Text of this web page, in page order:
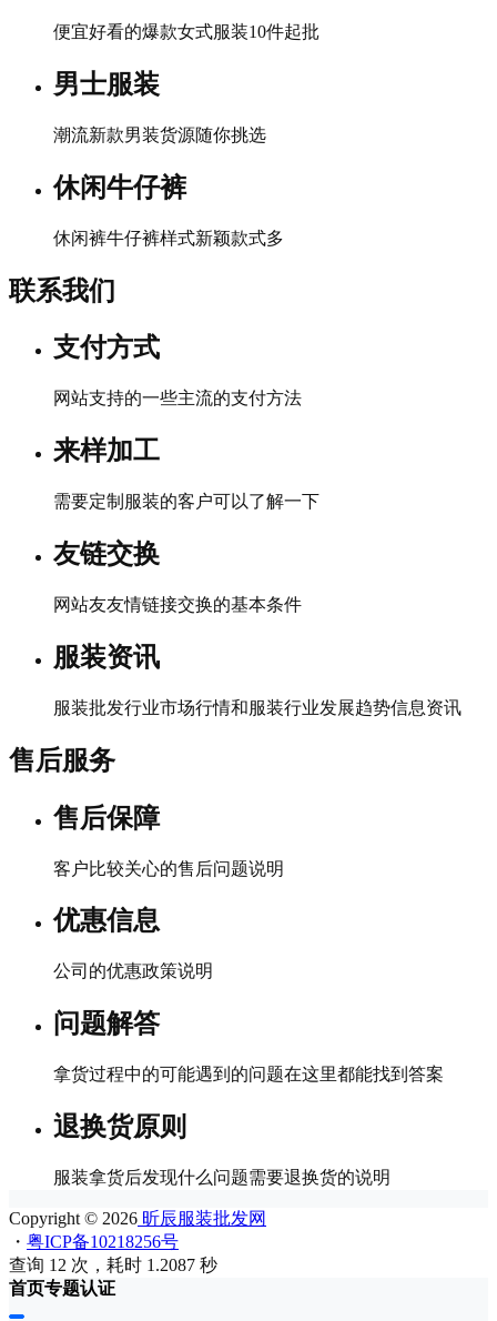
便宜好看的爆款女式服装10件起批
男士服装
潮流新款男装货源随你挑选
休闲牛仔裤
休闲裤牛仔裤样式新颖款式多
联系我们
支付方式
网站支持的一些主流的支付方法
来样加工
需要定制服装的客户可以了解一下
友链交换
网站友友情链接交换的基本条件
服装资讯
服装批发行业市场行情和服装行业发展趋势信息资讯
售后服务
售后保障
客户比较关心的售后问题说明
优惠信息
公司的优惠政策说明
问题解答
拿货过程中的可能遇到的问题在这里都能找到答案
退换货原则
服装拿货后发现什么问题需要退换货的说明
Copyright © 2026 昕辰服装批发网
・ 粤ICP备10218256号
查询 12 次，耗时 1.2087 秒
首页专题认证